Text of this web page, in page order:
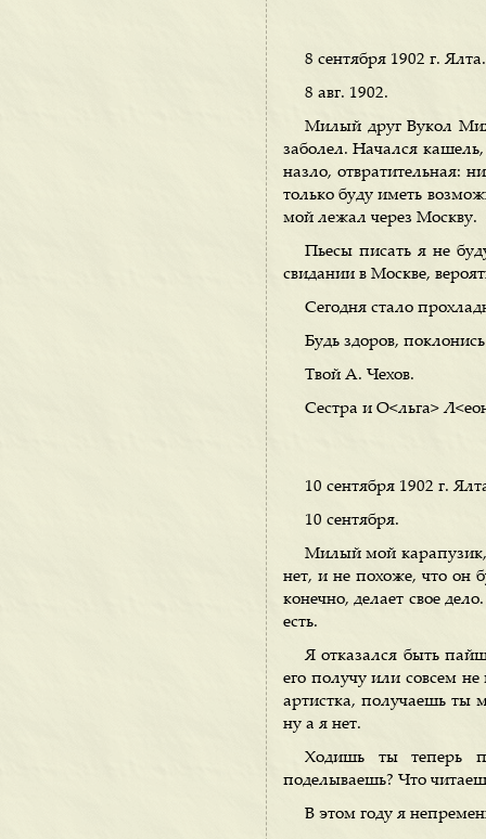
8 сентября 1902 г. Ялта.
8 авг. 1902.
Милый друг Вукол
заболел. Начался
назло, отвратительная:
только буду иметь
мой лежал через Москву.
Пьесы писать я не
свидании в Москве,
Сегодня стало
Будь здоров,
Твой А. Чехов.
Сестра и О<льга>
10 сентября 1902 г.
10 сентября.
Милый мой карапузик,
нет, и не похоже, что он
конечно, делает свое
есть.
Я отказался быть
его получу или совсем
артистка, получаешь ты
ну а я нет.
Ходишь ты теперь
поделываешь? Что
В этом году я